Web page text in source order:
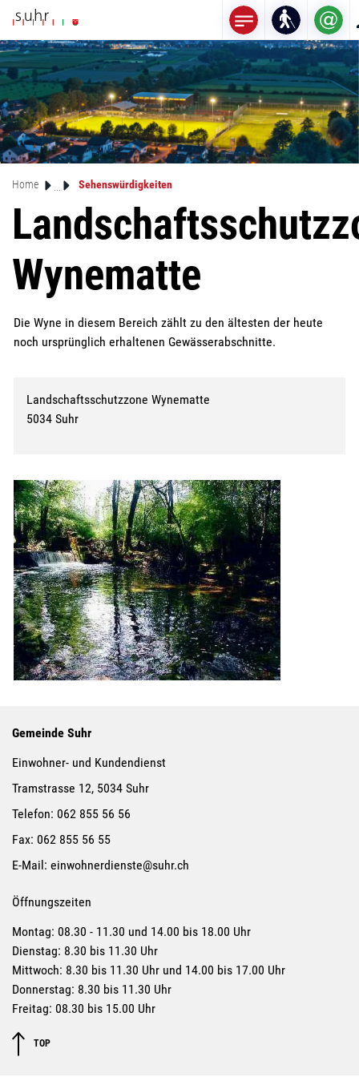
zur Startseite
Direkt zur Hauptnavigation
Direkt zum Inhalt
Direkt zur Suche
Direkt zum Stichwortverzeichnis
Mustergemeinde
Home Sehenswürdigkeiten(ausgewählt)
Wynematte
Die Wyne in diesem Bereich zählt zu den ältesten der heute
noch ursprünglich erhaltenen Gewässerabschnitte.
Landschaftsschutzzone Wynematte
5034 Suhr
Gemeinde Suhr
Einwohner- und Kundendienst
Tramstrasse 12, 5034 Suhr
Telefon: 062 855 56 56
Fax: 062 855 56 55
E-Mail: einwohnerdienste@suhr.ch
Öffnungszeiten
Montag: 08.30 - 11.30 und 14.00 bis 18.00 Uhr
Dienstag: 8.30 bis 11.30 Uhr
Mittwoch: 8.30 bis 11.30 Uhr und 14.00 bis 17.00 Uhr
Donnerstag: 8.30 bis 11.30 Uhr
Freitag: 08.30 bis 15.00 Uhr
TOP